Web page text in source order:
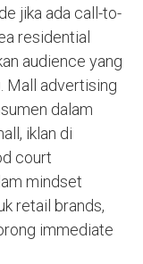
jika ada call-to-
residential
audience yang
Mall advertising
dalam
iklan di
court
mindset
retail brands,
immediate